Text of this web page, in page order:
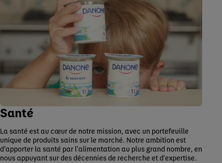
Santé
La santé est au cœur de notre mission, avec un portefeuille
unique de produits sains sur le marché. Notre ambition est
d’apporter la santé par l'alimentation au plus grand nombre, en
nous appuyant sur des décennies de recherche et d'expertise.